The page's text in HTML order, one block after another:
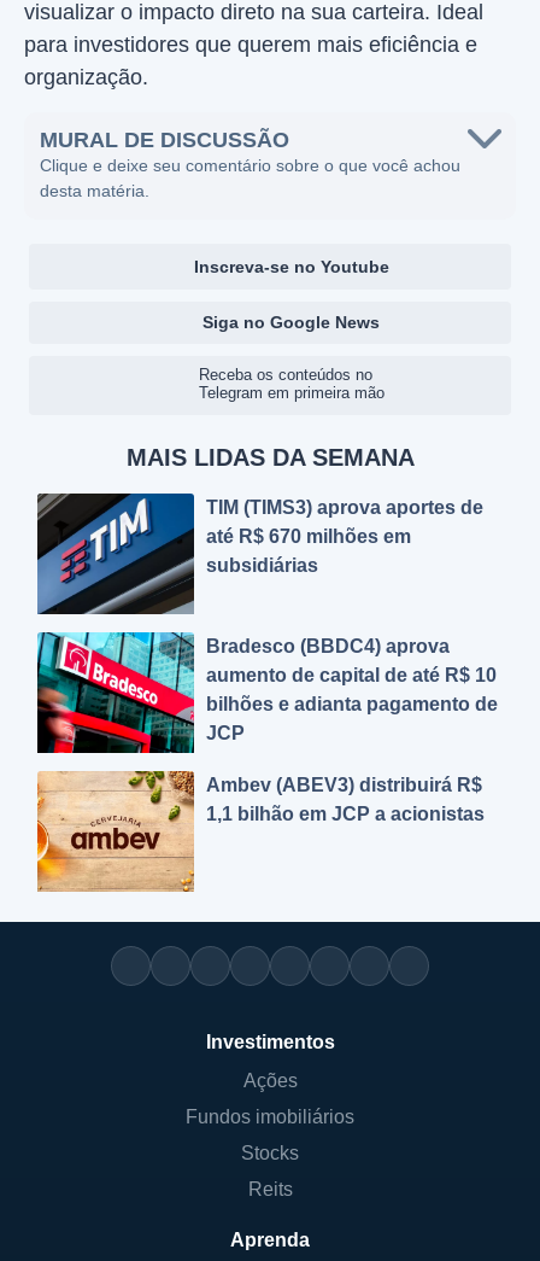
visualizar o impacto direto na sua carteira. Ideal
para investidores que querem mais eficiência e
organização.
MURAL DE DISCUSSÃO
Clique e deixe seu comentário sobre o que você achou
desta matéria.
Inscreva-se no Youtube
Siga no Google News
Receba os conteúdos no
Telegram em primeira mão
MAIS LIDAS DA SEMANA
TIM (TIMS3) aprova aportes de
até R$ 670 milhões em
subsidiárias
Bradesco (BBDC4) aprova
aumento de capital de até R$ 10
bilhões e adianta pagamento de
JCP
Ambev (ABEV3) distribuirá R$
1,1 bilhão em JCP a acionistas
Investimentos
Ações
Fundos imobiliários
Stocks
Reits
Aprenda